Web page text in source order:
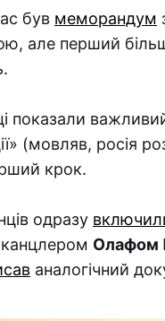
був меморандум
але перший
показали
(мовляв, росія
крок.
одразу
канцлером Олафом
аналогічний